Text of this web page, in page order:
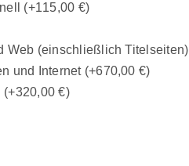
(+115,00 €)
Web (einschließlich Titelseiten)
und Internet (+670,00 €)
(+320,00€)